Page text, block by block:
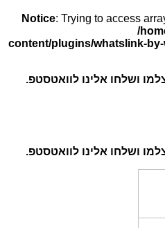
Notice: Trying to access
/
content/plugins/whatslink-
ושלחו אלינו לוואטסטפ.
ושלחו אלינו לוואטסטפ.